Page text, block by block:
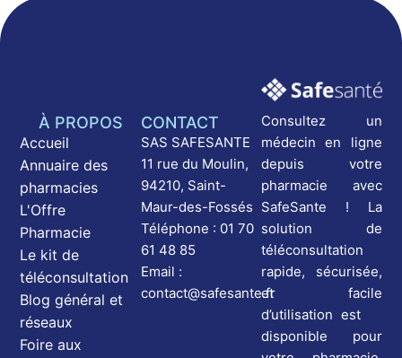
Consultez un
médecin en ligne
depuis votre
pharmacie avec
SafeSante ! La
solution de
téléconsultation
rapide, sécurisée,
et facile
d’utilisation est
disponible pour
CONTACT
SAS SAFESANTE
11 rue du Moulin,
94210, Saint-
Maur-des-Fossés
Téléphone : 01 70
61 48 85
Email :
contact@safesante.fr
À PROPOS
Accueil
Annuaire des
pharmacies
L'Offre
Pharmacie
Le kit de
téléconsultation
Blog général et
réseaux
Foire aux